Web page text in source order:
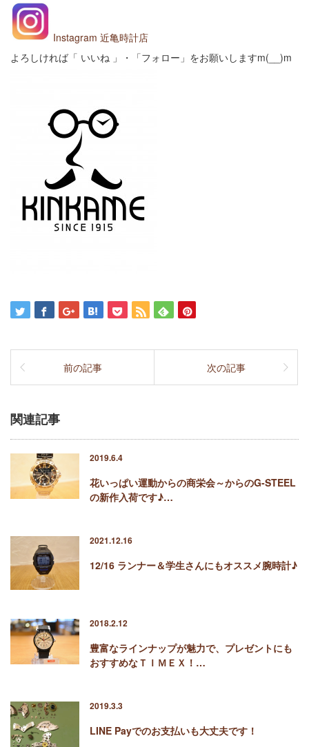
Instagram 近亀時計店
よろしければ「 いいね 」・「フォロー」をお願いしますm(__)m
前の記事 次の記事
関連記事
2019.6.4
花いっぱい運動からの商栄会～からのG-STEEL
の新作入荷です♪…
2021.12.16
12/16 ランナー＆学生さんにもオススメ腕時計♪
2018.2.12
豊富なラインナップが魅力で、プレゼントにも
おすすめなＴＩＭＥＸ！…
2019.3.3
LINE Payでのお支払いも大丈夫です！